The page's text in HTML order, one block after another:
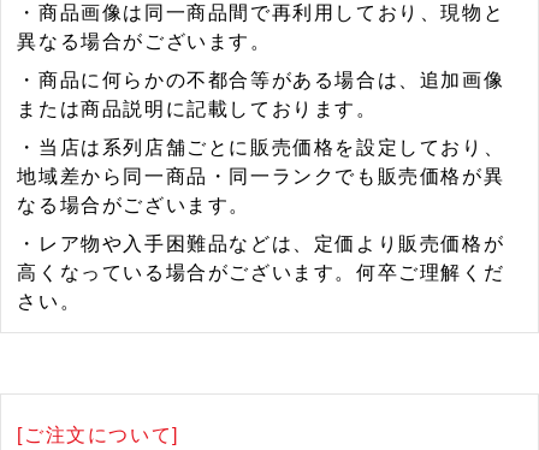
・商品画像は同一商品間で再利用しており、現物と
異なる場合がございます。
・商品に何らかの不都合等がある場合は、追加画像
または商品説明に記載しております。
・当店は系列店舗ごとに販売価格を設定しており、
地域差から同一商品・同一ランクでも販売価格が異
なる場合がございます。
・レア物や入手困難品などは、定価より販売価格が
高くなっている場合がございます。何卒ご理解くだ
さい。
[ご注文について]